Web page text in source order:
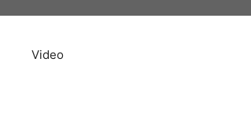
Video